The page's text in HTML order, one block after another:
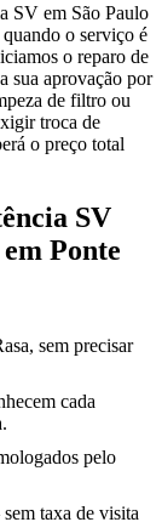
SV em São Paulo
o serviço é
o reparo de
sua aprovação por
de filtro ou
troca de
o preço total
SV
em Ponte
sem precisar
cada
pelo
taxa de visita